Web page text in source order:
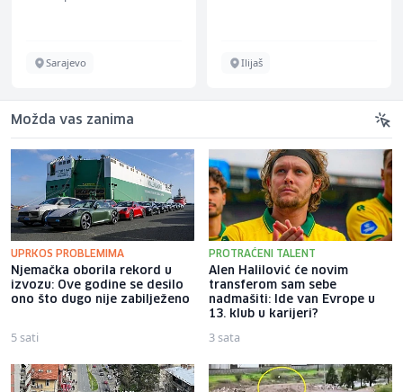
Sarajevo Ilijaš
Možda vas zanima
UPRKOS PROBLEMIMA
Njemačka oborila rekord u
izvozu: Ove godine se desilo
ono što dugo nije zabilježeno
5 sati
PROTRAĆENI TALENT
Alen Halilović će novim
transferom sam sebe
nadmašiti: Ide van Evrope u
13. klub u karijeri?
3 sata